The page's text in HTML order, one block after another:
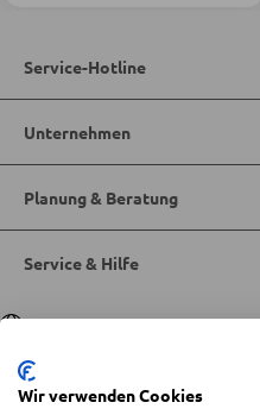
Polsterbetten
Einzelbetten
Komplette
Matratzenzubehör
Service-Hotline
Unternehmen
Planung & Beratung
Service & Hilfe
SpracheDeutsch|Italiano
Wir verwenden Cookies